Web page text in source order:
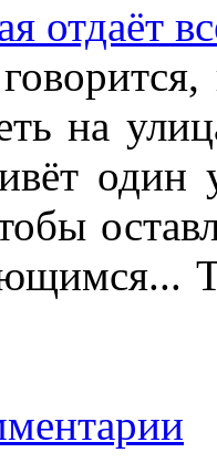
отдаёт
на
один